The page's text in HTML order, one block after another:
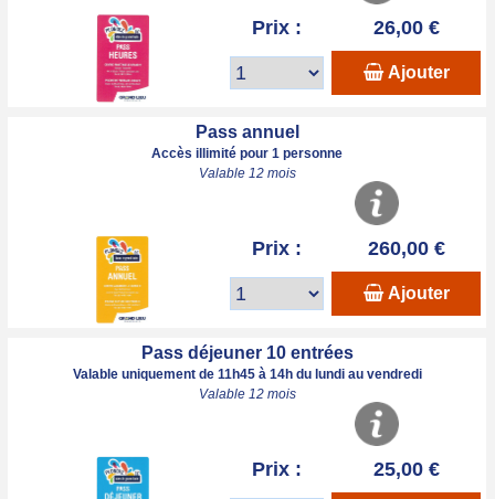
Prix : 26,00 €
Ajouter
Pass annuel
Accès illimité pour 1 personne
Valable 12 mois
Prix : 260,00 €
Ajouter
Pass déjeuner 10 entrées
Valable uniquement de 11h45 à 14h du lundi au vendredi
Valable 12 mois
Prix : 25,00 €